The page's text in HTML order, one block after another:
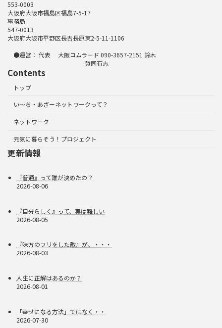
553-0003
大阪府大阪市福島区福島7-5-17
事務局
547-0013
大阪府大阪市平野区長吉長原東2-5-11-1106
●運営： 代表 大阪コムラード 090-3657-2151 鈴木
賛同有志
Contents
トップ
い～ち・あざーネットワークって？
ネットワーク
元気に暮らそう！プロジェクト
更新情報
『普通』って誰が決めたの？
2026-08-06
『自分らしく』って、実は難しい
2026-08-05
『味方のフリをした敵』が、・・・
2026-08-03
人生に正解はあるのか？
2026-08-01
「幸せになる方法」ではなく・・
2026-07-30